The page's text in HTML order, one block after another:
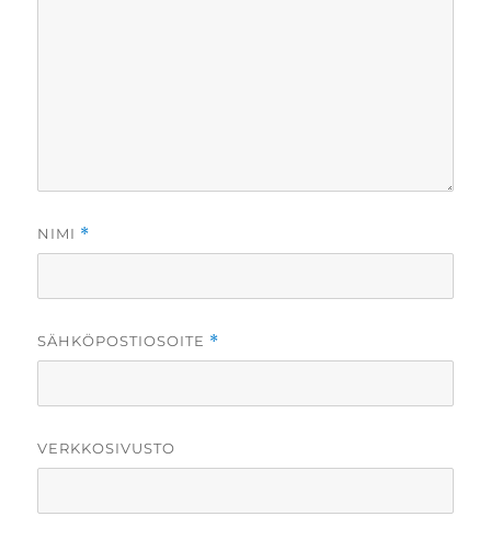
NIMI *
SÄHKÖPOSTIOSOITE *
VERKKOSIVUSTO